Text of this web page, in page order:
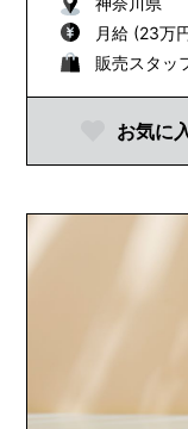
月給 (23万
販売スタッ
お気に